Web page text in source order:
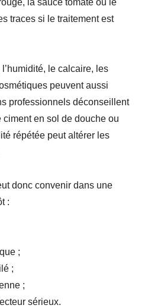
la sauce tomate ou le
traces si le traitement est
le calcaire, les
peuvent aussi
professionnels déconseillent
ciment en sol de douche ou
répétée peut altérer les
donc convenir dans une
:
;
;
;
sérieux.